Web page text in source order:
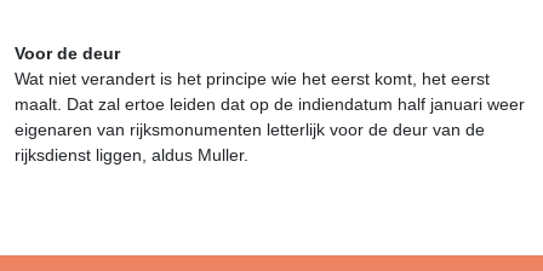
Voor de deur
Wat niet verandert is het principe wie het eerst komt, het eerst
maalt. Dat zal ertoe leiden dat op de indiendatum half januari weer
eigenaren van rijksmonumenten letterlijk voor de deur van de
rijksdienst liggen, aldus Muller.